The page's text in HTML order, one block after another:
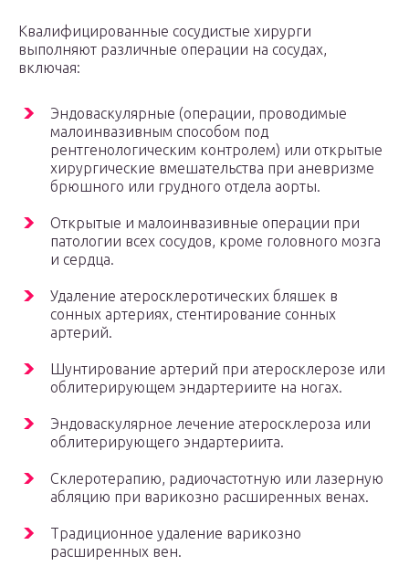
Квалифицированные сосудистые хирурги
выполняют различные операции на сосудах,
включая:
Эндоваскулярные (операции, проводимые
малоинвазивным способом под
рентгенологическим контролем) или открытые
хирургические вмешательства при аневризме
брюшного или грудного отдела аорты.
Открытые и малоинвазивные операции при
патологии всех сосудов, кроме головного мозга
и сердца.
Удаление атеросклеротических бляшек в
сонных артериях, стентирование сонных
артерий.
Шунтирование артерий при атеросклерозе или
облитерирующем эндартериите на ногах.
Эндоваскулярное лечение атеросклероза или
облитерирующего эндартериита.
Склеротерапию, радиочастотную или лазерную
абляцию при варикозно расширенных венах.
Традиционное удаление варикозно
расширенных вен.